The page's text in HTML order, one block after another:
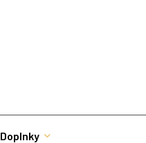
Doplnky